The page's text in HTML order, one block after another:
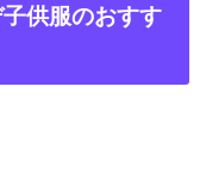
供服のおすす